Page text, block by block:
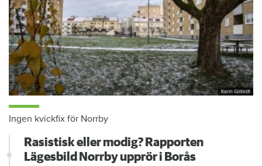
Karin Gistedt
Ingen kvickfix för Norrby
Rasistisk eller modig? Rapporten
Lägesbild Norrby upprör i Borås